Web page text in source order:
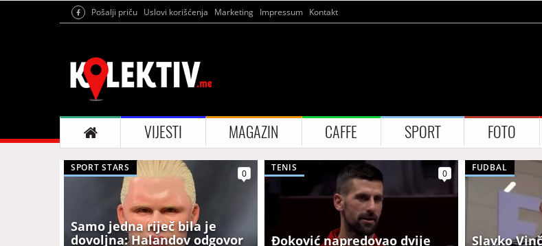
Pošalji priču Uslovi korišćenja Marketing Impressum Kontakt
VIJESTI MAGAZIN CAFFE SPORT FOTO
Samo jedna riječ bila je
dovoljna: Halandov odgovor
SPORT STARS
0
Đoković napredovao dvije
TENIS
0
Slavko
FUDBAL